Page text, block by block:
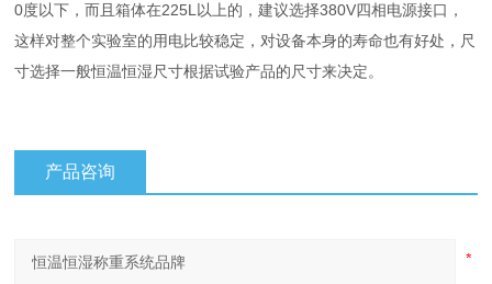
0度以下，而且箱体在225L以上的，建议选择380V四相电源接口，
这样对整个实验室的用电比较稳定，对设备本身的寿命也有好处，尺
寸选择一般恒温恒湿尺寸根据试验产品的尺寸来决定。
产品咨询